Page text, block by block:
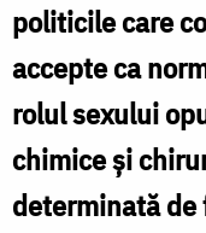
politicile care
accepte ca
rolul sexului
chimice și
determinată de